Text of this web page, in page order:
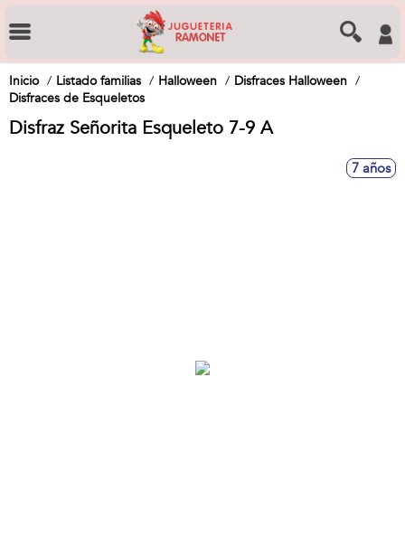
Inicio Listado familias Halloween
Disfraces Halloween
Disfraces de Esqueletos
Disfraz Señorita Esqueleto 7-9 A
7 años